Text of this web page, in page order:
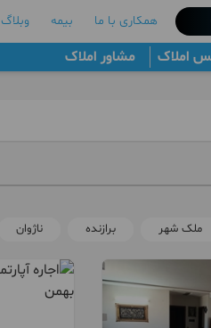
همکاری با ما بیمه وبلاگ
املاک مشاور املاک
ملک شهر برازنده ناژوان